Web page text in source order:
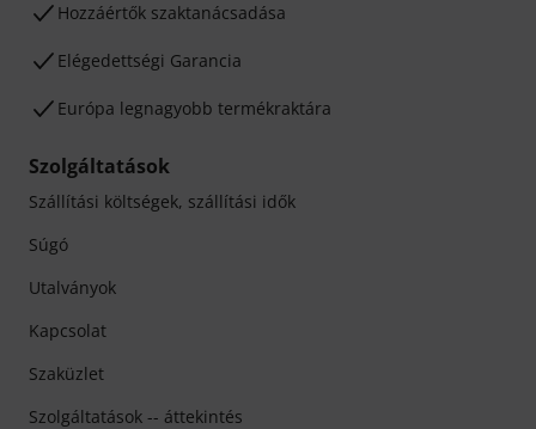
Hozzáértők szaktanácsadása
Elégedettségi Garancia
Európa legnagyobb termékraktára
Szolgáltatások
Szállítási költségek, szállítási idők
Súgó
Utalványok
Kapcsolat
Szaküzlet
Szolgáltatások -- áttekintés